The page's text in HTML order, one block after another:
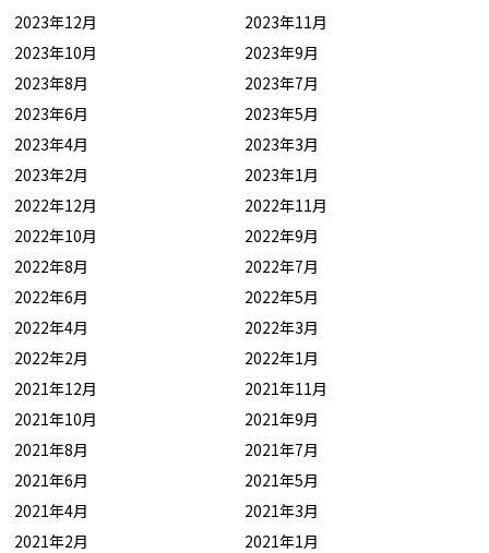
2023年12月
2023年11月
2023年10月
2023年9月
2023年8月
2023年7月
2023年6月
2023年5月
2023年4月
2023年3月
2023年2月
2023年1月
2022年12月
2022年11月
2022年10月
2022年9月
2022年8月
2022年7月
2022年6月
2022年5月
2022年4月
2022年3月
2022年2月
2022年1月
2021年12月
2021年11月
2021年10月
2021年9月
2021年8月
2021年7月
2021年6月
2021年5月
2021年4月
2021年3月
2021年2月
2021年1月